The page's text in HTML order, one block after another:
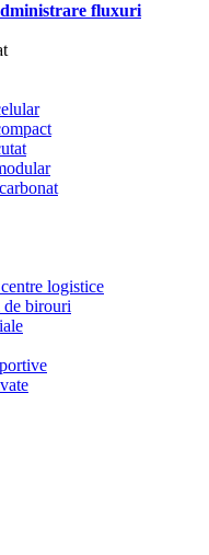
fluxuri
logistice
de birouri